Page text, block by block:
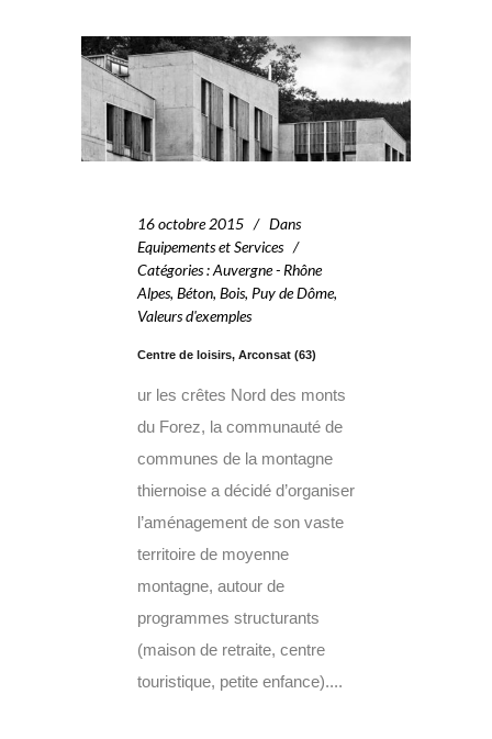
16 octobre 2015
Dans
Equipements et Services
Catégories:Auvergne - Rhône
Alpes, Béton, Bois, Puy de Dôme,
Valeurs d'exemples
Centre de loisirs, Arconsat (63)
ur les crêtes Nord des monts
du Forez, la communauté de
communes de la montagne
thiernoise a décidé d’organiser
l’aménagement de son vaste
territoire de moyenne
montagne, autour de
programmes structurants
(maison de retraite, centre
touristique, petite enfance)....